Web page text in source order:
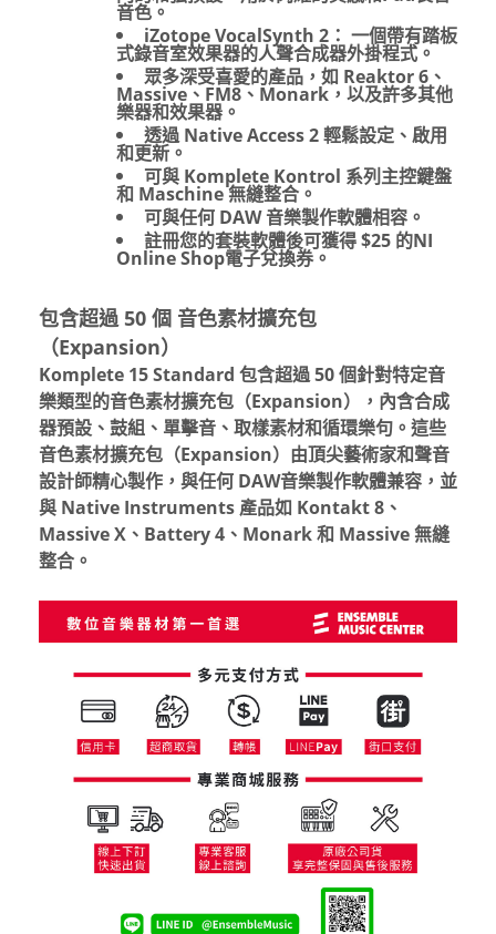
音色。
iZotope VocalSynth 2： 一個帶有踏板
式錄音室效果器的人聲合成器外掛程式。
眾多深受喜愛的產品，如 Reaktor 6、
Massive、FM8、Monark，以及許多其他
樂器和效果器。
透過 Native Access 2 輕鬆設定、啟用
和更新。
可與 Komplete Kontrol 系列主控鍵盤
和 Maschine 無縫整合。
可與任何 DAW 音樂製作軟體相容。
註冊您的套裝軟體後可獲得 $25 的NI
Online Shop電子兌換券。
包含超過 50 個 音色素材擴充包
（Expansion）
Komplete 15 Standard 包含超過50個針對特定音
樂類型的音色素材擴充包（Expansion），內含合成
器預設、鼓組、單擊音、取樣素材和循環樂句。這些
音色素材擴充包（Expansion）由頂尖藝術家和聲音
設計師精心製作，與任何 DAW音樂製作軟體兼容，並
與 Native Instruments 產品如 Kontakt 8 、
Massive X 、 Battery 4 、 Monark和 Massive無縫
整合。